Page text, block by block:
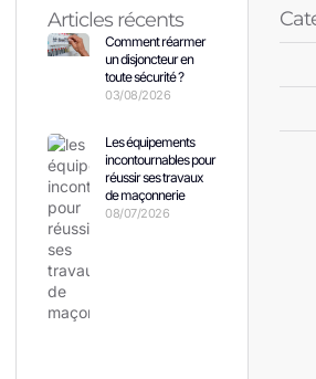
Articles récents
Comment réarmer
un disjoncteur en
toute sécurité ?
03/08/2026
Les équipements
incontournables pour
réussir ses travaux
de maçonnerie
08/07/2026